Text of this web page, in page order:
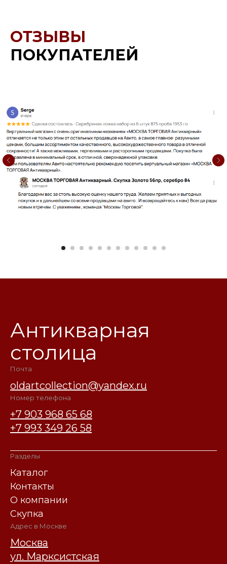
ОТЗЫВЫ
ПОКУПАТЕЛЕЙ
Антикварная
столица
Почта
oldartcollection@yandex.ru
Номер телефона
+7 903 968 65 68
+7 993 349 26 58
Разделы
Каталог
Контакты
О компании
Скупка
Адрес в Москве
Москва
ул. Марксистская